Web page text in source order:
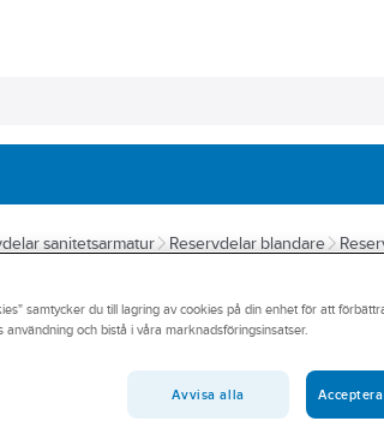
sanitetsarmatur Reservdelar blandare
GUSTAVSBERG
Servicepaket
04/1992-,
SERVICEPAKET TURBO-
samtycker du till lagring av cookies på din enhet för att
och bistå i våra marknadsföringsinsatser.
Avvisa alla